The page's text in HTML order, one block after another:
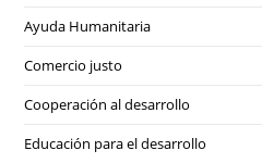
Ayuda Humanitaria
Comercio justo
Cooperación al desarrollo
Educación para el desarrollo